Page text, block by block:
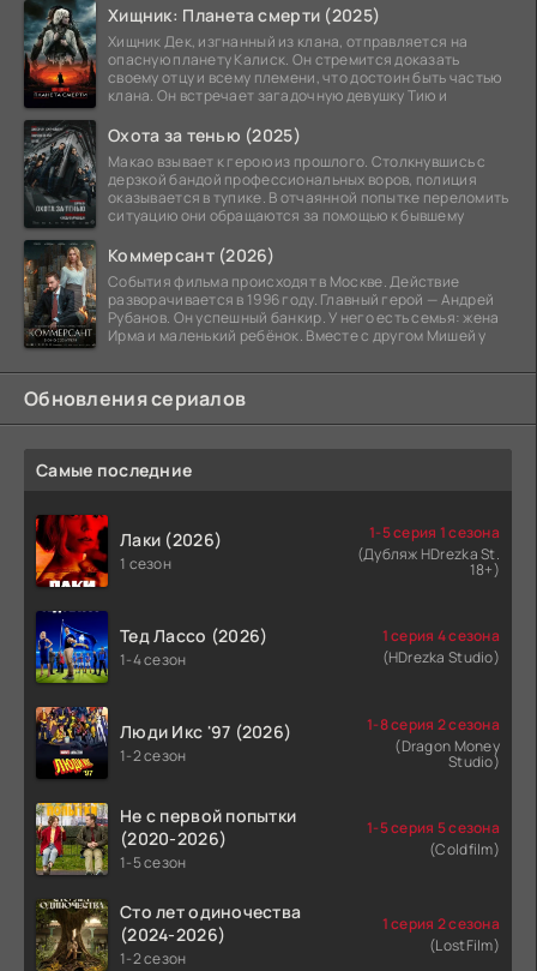
Хищник: Планета смерти (2025)
Хищник Дек, изгнанный из клана, отправляется на
опасную планету Калиск. Он стремится доказать
своему отцу и всему племени, что достоин быть частью
клана. Он встречает загадочную девушку Тию и
Охота за тенью (2025)
Макао взывает к герою из прошлого. Столкнувшись с
дерзкой бандой профессиональных воров, полиция
оказывается в тупике. В отчаянной попытке переломить
ситуацию они обращаются за помощью к бывшему
Коммерсант (2026)
События фильма происходят в Москве. Действие
разворачивается в 1996 году. Главный герой — Андрей
Рубанов. Он успешный банкир. У него есть семья: жена
Ирма и маленький ребёнок. Вместе с другом Мишей у
Обновления сериалов
Самые последние
Лаки (2026)
1 сезон
1-5 серия 1 сезона
(Дубляж HDrezka St.
18+)
Тед Лассо (2026)
1-4 сезон
1 серия 4 сезона
(HDrezka Studio)
Люди Икс '97 (2026)
1-2 сезон
1-8 серия 2 сезона
(Dragon Money
Studio)
Не с первой попытки
(2020-2026)
1-5 сезон
1-5 серия 5 сезона
(Coldfilm)
Сто лет одиночества
(2024-2026)
1-2 сезон
1 серия 2 сезона
(LostFilm)